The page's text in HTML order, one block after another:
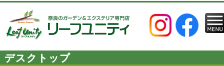
デスクトップ